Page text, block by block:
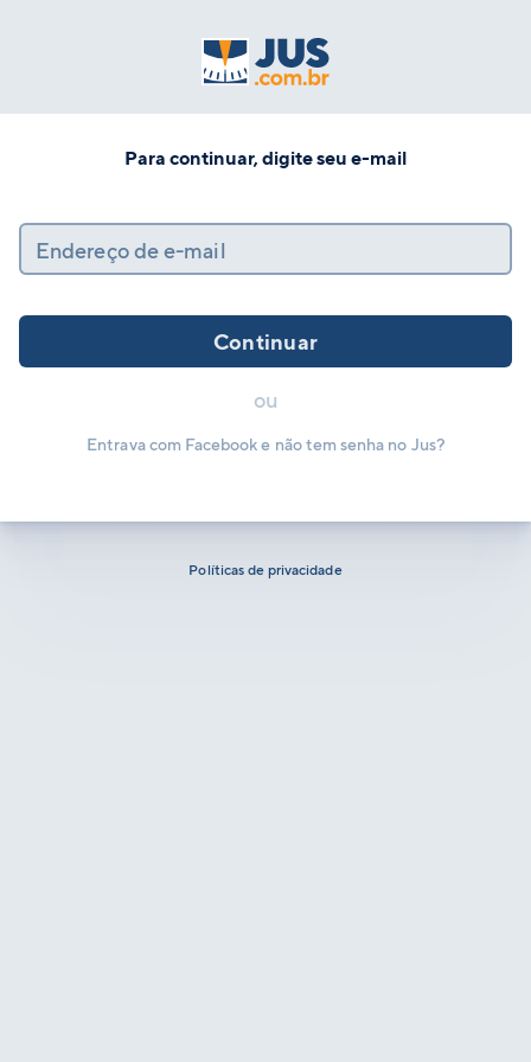
Para continuar, digite seu e-mail
Endereço de e-mail
Continuar
ou
Entrava com Facebook e não tem senha no Jus?
Políticas de privacidade